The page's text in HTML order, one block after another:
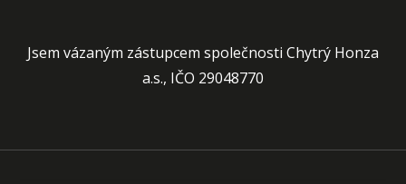
Jsem vázaným zástupcem společnosti Chytrý Honza
a.s., IČO 29048770